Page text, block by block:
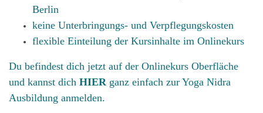
Berlin
keine Unterbringungs- und Verpflegungskosten
flexible Einteilung der Kursinhalte im Onlinekurs
Du befindest dich jetzt auf der Onlinekurs Oberfläche
und kannst dich HIERganz einfach zur Yoga Nidra
Ausbildung anmelden.